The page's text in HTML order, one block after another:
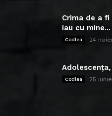
Crima de a
iau cu mine...
Codlea 24
Codlea 25